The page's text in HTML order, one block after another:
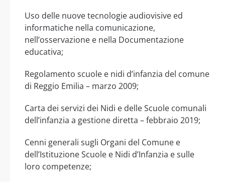
Uso delle nuove tecnologie audiovisive ed
informatiche nella comunicazione,
nell’osservazione e nella Documentazione
educativa;
Regolamento scuole e nidi d’infanzia del comune
di Reggio Emilia – marzo 2009;
Carta dei servizi dei Nidi e delle Scuole comunali
dell’infanzia a gestione diretta – febbraio 2019;
Cenni generali sugli Organi del Comune e
dell’Istituzione Scuole e Nidi d’Infanzia e sulle
loro competenze;